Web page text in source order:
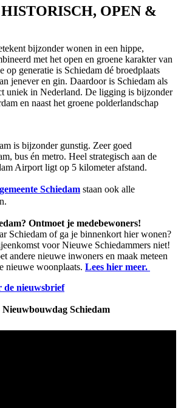
OPEN &
bijzonder wonen in een hippe,
met het open en groene karakter van
op generatie is Schiedam dé broedplaats
jenever en gin. Daardoor is Schiedam als
uniek in Nederland. De ligging is bijzonder
en naast het groene polderlandschap
is bijzonder gunstig. Zeer goed
bus én metro. Heel strategisch aan de
Airport ligt op 5 kilometer afstand.
gemeente Schiedam staan ook alle
Ontmoet je medebewoners!
Schiedam of ga je binnenkort hier wonen?
voor Nieuwe Schiedammers niet!
andere nieuwe inwoners en maak meteen
nieuwe woonplaats. Lees hier meer.
nieuwsbrief
Schiedam